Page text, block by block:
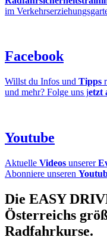
im
Facebook
Willst du Infos und Tipps
und mehr? Folge uns jetzt
Youtube
Aktuelle Videos unserer
Abonniere unseren
Die EASY
Österreichs
Radfahrkurse.